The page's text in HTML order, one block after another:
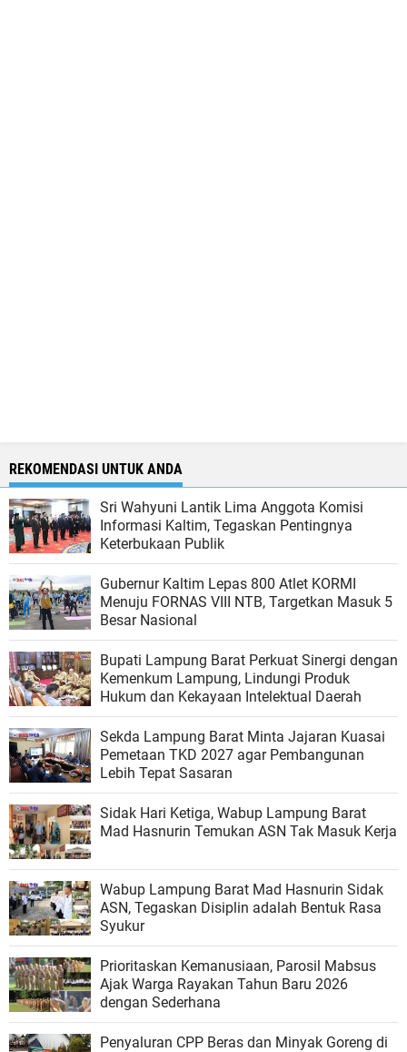
REKOMENDASI UNTUK ANDA
Sri Wahyuni Lantik Lima Anggota Komisi
Informasi Kaltim, Tegaskan Pentingnya
Keterbukaan Publik
Gubernur Kaltim Lepas 800 Atlet KORMI
Menuju FORNAS VIII NTB, Targetkan Masuk 5
Besar Nasional
Bupati Lampung Barat Perkuat Sinergi dengan
Kemenkum Lampung, Lindungi Produk
Hukum dan Kekayaan Intelektual Daerah
Sekda Lampung Barat Minta Jajaran Kuasai
Pemetaan TKD 2027 agar Pembangunan
Lebih Tepat Sasaran
Sidak Hari Ketiga, Wabup Lampung Barat
Mad Hasnurin Temukan ASN Tak Masuk Kerja
Wabup Lampung Barat Mad Hasnurin Sidak
ASN, Tegaskan Disiplin adalah Bentuk Rasa
Syukur
Prioritaskan Kemanusiaan, Parosil Mabsus
Ajak Warga Rayakan Tahun Baru 2026
dengan Sederhana
Penyaluran CPP Beras dan Minyak Goreng di